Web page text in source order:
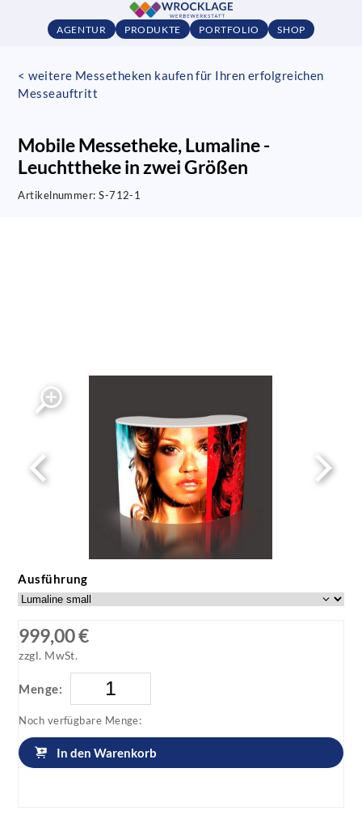
AGENTUR PRODUKTE PORTFOLIO SHOP
< weitere Messetheken kaufen für Ihren erfolgreichen
Messeauftritt
Mobile Messetheke, Lumaline -
Leuchttheke in zwei Größen
Artikelnummer:S-712-1
Ausführung
999,00 €
zzgl. MwSt.
Menge:
Noch verfügbare Menge:
In den Warenkorb